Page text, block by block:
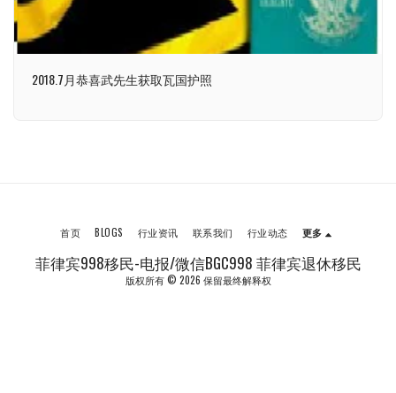
2018.7月恭喜武先生获取瓦国护照
菲律宾998移民-电报/微信BGC998 菲律宾退休移民
版权所有 © 2026 保留最终解释权
首页 BLOGS 行业资讯 联系我们 行业动态 更多